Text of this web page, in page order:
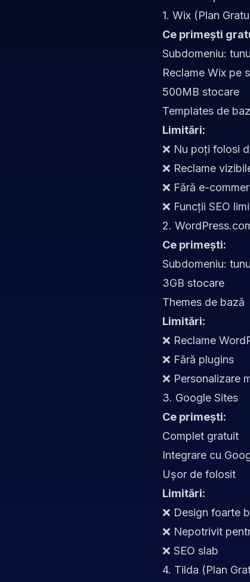
1. Wix (Plan
Ce primești
Subdomeniu:
Reclame Wix pe
500MB stocare
Templates de
Limitări:
❌ Nu poți folosi
❌ Reclame
❌ Fără e-
❌ Funcții SEO
2.
Ce primești:
Subdomeniu:
3GB stocare
Themes de bază
Limitări:
❌ Reclame
❌ Fără plugins
❌ Personalizare
3. Google Sites
Ce primești:
Complet gratuit
Integrare cu
Ușor de folosit
Limitări:
❌ Design foarte
❌ Nepotrivit
❌ SEO slab
4. Tilda (Plan